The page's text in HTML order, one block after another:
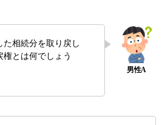
相続分を取り戻し
権とは何でしょう